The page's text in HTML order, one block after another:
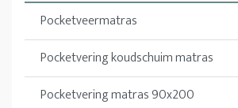
Pocketveermatras
Pocketvering koudschuim matras
Pocketvering matras 90x200